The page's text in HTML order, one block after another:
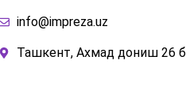
info@impreza.uz
Ташкент, Ахмад дониш 26 б